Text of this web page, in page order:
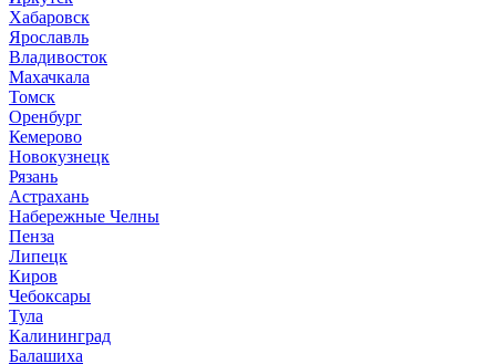
Хабаровск
Ярославль
Владивосток
Махачкала
Томск
Оренбург
Кемерово
Новокузнецк
Рязань
Астрахань
Набережные Челны
Пенза
Липецк
Киров
Чебоксары
Тула
Калининград
Балашиха